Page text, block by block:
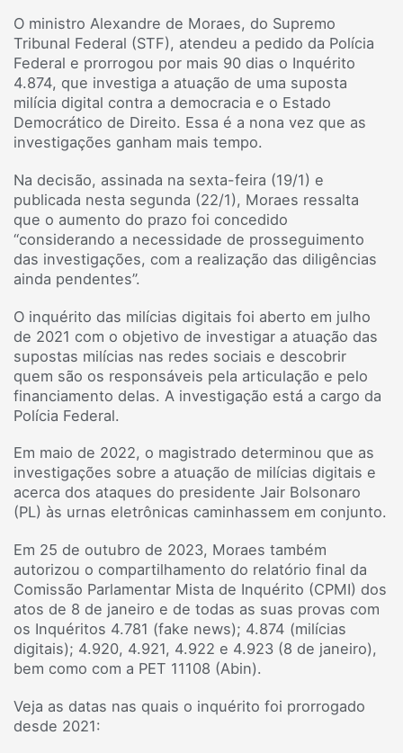
O ministro Alexandre de Moraes, do Supremo
Tribunal Federal (STF), atendeu a pedido da Polícia
Federal e prorrogou por mais 90 dias o Inquérito
4.874, que investiga a atuação de uma suposta
milícia digital contra a democracia e o Estado
Democrático de Direito. Essa é a nona vez que as
investigações ganham mais tempo.
Na decisão, assinada na sexta-feira (19/1) e
publicada nesta segunda (22/1), Moraes ressalta
que o aumento do prazo foi concedido
“considerando a necessidade de prosseguimento
das investigações, com a realização das diligências
ainda pendentes”.
O inquérito das milícias digitais foi aberto em julho
de 2021 com o objetivo de investigar a atuação das
supostas milícias nas redes sociais e descobrir
quem são os responsáveis pela articulação e pelo
financiamento delas. A investigação está a cargo da
Polícia Federal.
Em maio de 2022, o magistrado determinou que as
investigações sobre a atuação de milícias digitais e
acerca dos ataques do presidente Jair Bolsonaro
(PL) às urnas eletrônicas caminhassem em conjunto.
Em 25 de outubro de 2023, Moraes também
autorizou o compartilhamento do relatório final da
Comissão Parlamentar Mista de Inquérito (CPMI) dos
atos de 8 de janeiro e de todas as suas provas com
os Inquéritos 4.781 (fake news); 4.874 (milícias
digitais); 4.920, 4.921, 4.922 e 4.923 (8 de janeiro),
bem como com a PET 11108 (Abin).
Veja as datas nas quais o inquérito foi prorrogado
desde 2021: